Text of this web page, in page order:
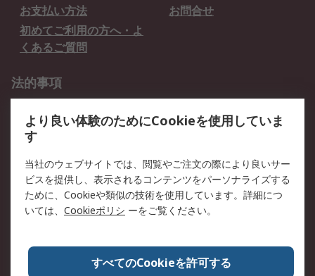
お支払い方法
お問合せ
初めてご利用の方へ・よ
くあるご質問
法的事項
クッキーポリシー
RSについて
会社概要
採用情報
プレスリリース＆お知ら
コーポレートサイト
全世界のRS
RSの歴史
ESGへの取り組み（英語）
認証について
より良い体験のためにCookieを使用していま
す
当社のウェブサイトでは、閲覧やご注文の際により良いサー
ビスを提供し、表示されるコンテンツをパーソナライズする
ために、Cookieや類似の技術を使用しています。詳細につ
いては、 Cookieポリシ ーをご覧ください。
すべてのCookieを許可する